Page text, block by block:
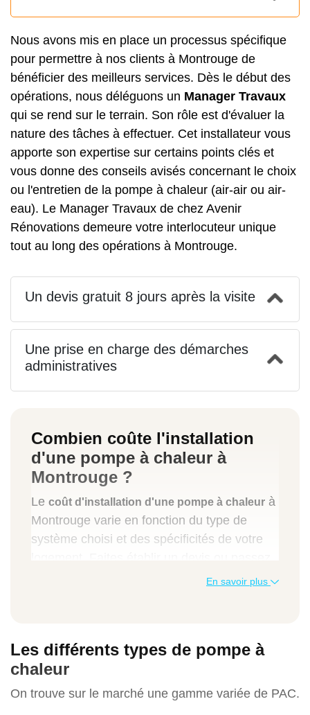
Nous avons mis en place un processus spécifique
pour permettre à nos clients à Montrouge de
bénéficier des meilleurs services. Dès le début des
opérations, nous déléguons un Manager Travaux
qui se rend sur le terrain. Son rôle est d'évaluer la
nature des tâches à effectuer. Cet installateur vous
apporte son expertise sur certains points clés et
vous donne des conseils avisés concernant le choix
ou l'entretien de la pompe à chaleur (air-air ou air-
eau). Le Manager Travaux de chez Avenir
Rénovations demeure votre interlocuteur unique
tout au long des opérations à Montrouge.
Un devis gratuit 8 jours après la visite
Une prise en charge des démarches
administratives
Combien coûte l'installation
d'une pompe à chaleur à
Montrouge ?
Le coût d'installation d'une pompe à chaleur à
Montrouge varie en fonction du type de
système choisi et des spécificités de votre
Type de travaux
Prix moyens
En savoir plus
Les différents types de pompe à
chaleur
On trouve sur le marché une gamme variée de PAC.